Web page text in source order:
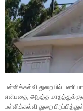
பள்ளிக்கல்வி துறையில்
என்பதை, அடுத்த
பள்ளிக்கல்வி துறை